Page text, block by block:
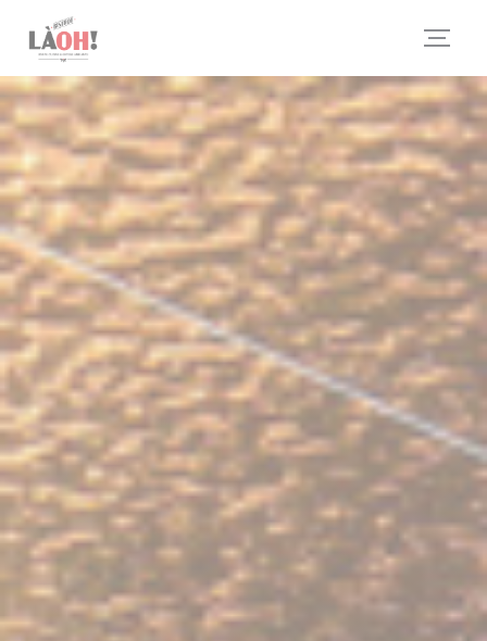
クッキー利用の管理について